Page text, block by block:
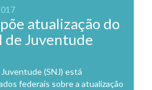
atualização do
de Juventude
(SNJ) está
federais sobre a atualização